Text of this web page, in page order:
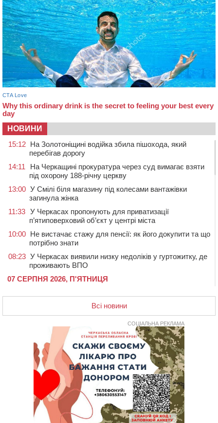
НОВИНИ
15:12 На Золотоніщині водійка збила пішохода, який
перебігав дорогу
14:11
На Черкащині прокуратура через суд вимагає взяти
під охорону 188-річну церкву
13:00 У Смілі біля магазину під колесами вантажівки
загинула жінка
11:33 У Черкасах пропонують для приватизації
п’ятиповерховий об’єкт у центрі міста
10:00 Не вистачає стажу для пенсії: як його докупити та що
потрібно знати
08:23 У Черкасах виявили низку недоліків у гуртожитку, де
проживають ВПО
07 СЕРПНЯ 2026, П'ЯТНИЦЯ
20:13 Черкаси виділять близько 20 млн грн на роботу
ліцею “Перспектива” до кінця року
На Уманщині суд припинив право оренди земельних
ділянок, незаконно переданих іноземцем
Вихователька з Черкас і дві педагогині з області
стали фіналістками Global Teacher Prize Ukraine 2026
Зарядка, йога, сапи та нові знайомства: у Черкасах
закрили сезон літнього табору для людей поважного
віку
“Це страшна несправедливість”: мати хворого на
Всі новини
СОЦІАЛЬНА РЕКЛАМА